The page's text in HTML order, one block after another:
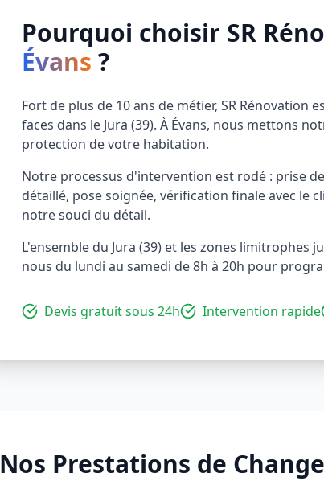
Pourquoi choisir SR
Évans ?
Fort de plus de 10 ans de métier, SR
faces dans le Jura (39). À Évans, nous mettons
protection de votre habitation.
Notre processus d'intervention est rodé : prise
détaillé, pose soignée, vérification finale avec le
notre souci du détail.
L'ensemble du Jura (39) et les zones limitrophes
nous du lundi au samedi de 8h à 20h pour
Devis gratuit sous 24h Intervention rapide
Nos Prestations de